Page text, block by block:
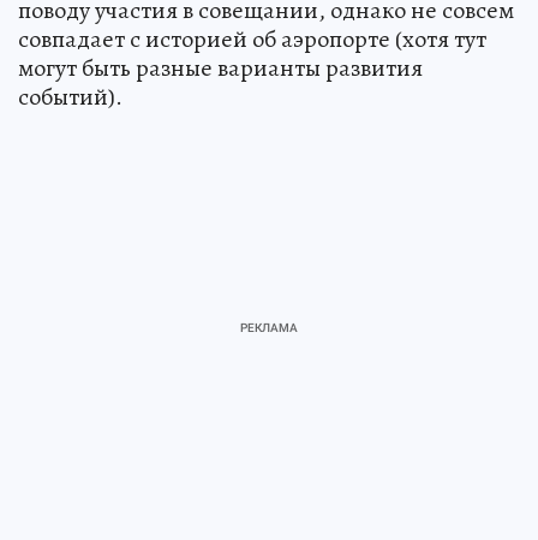
поводу участия в совещании, однако не совсем
совпадает с историей об аэропорте (хотя тут
могут быть разные варианты развития
событий).